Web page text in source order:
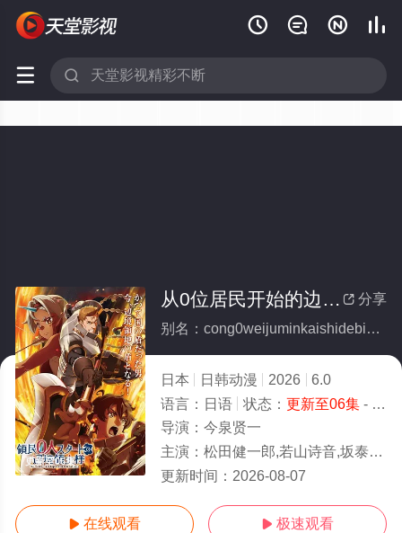
   
 
更新至06集
 分享
从0位居民开始的边境领主大人
别名：cong0weijuminkaishidebianjinglingzhudaren
日本 日韩动漫 2026
6.0
语言： 日语 状态： 更新至06集- 免费在线观看
导演： 今泉贤一
主演： 松田健一郎,若山诗音,坂泰斗,伊藤美来,白石晴香,福山润,安田陆矢,阿保玛利亚
更新时间： 2026-08-07
 在线观看  极速观看